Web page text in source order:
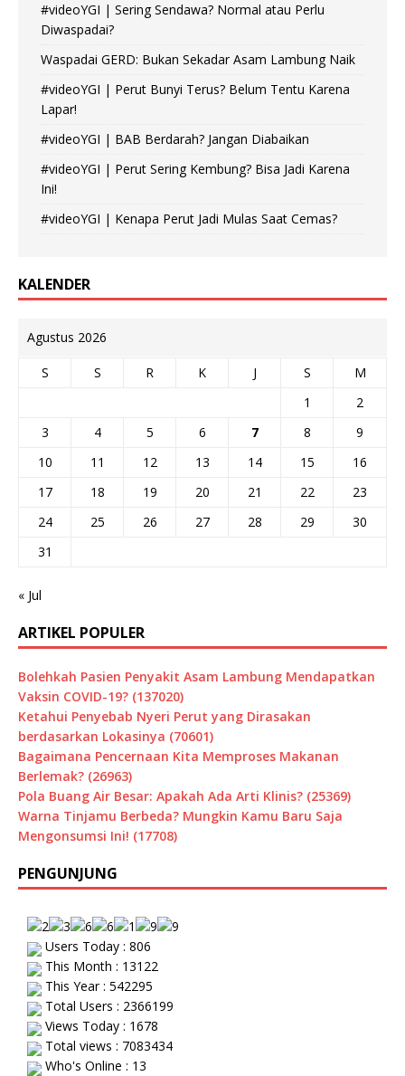
#videoYGI | Sering Sendawa? Normal atau Perlu
Diwaspadai?
Waspadai GERD: Bukan Sekadar Asam Lambung Naik
#videoYGI | Perut Bunyi Terus? Belum Tentu Karena
Lapar!
#videoYGI | BAB Berdarah? Jangan Diabaikan
#videoYGI | Perut Sering Kembung? Bisa Jadi Karena
Ini!
#videoYGI | Kenapa Perut Jadi Mulas Saat Cemas?
KALENDER
Agustus 2026
S S R K J S
M
1
2
3
4 5 6 7 8
9
10
11 12 13 14 15
16
17
18 19 20 21 22
23
24
25 26 27 28 29
30
31
« Jul
ARTIKEL POPULER
Bolehkah Pasien Penyakit Asam Lambung Mendapatkan
Vaksin COVID-19? (137020)
Ketahui Penyebab Nyeri Perut yang Dirasakan
berdasarkan Lokasinya (70601)
Bagaimana Pencernaan Kita Memproses Makanan
Berlemak? (26963)
Pola Buang Air Besar: Apakah Ada Arti Klinis? (25369)
Warna Tinjamu Berbeda? Mungkin Kamu Baru Saja
Mengonsumsi Ini! (17708)
PENGUNJUNG
Users Today : 806
This Month : 13122
This Year : 542295
Total Users : 2366199
Views Today : 1678
Total views : 7083434
Who's Online : 13